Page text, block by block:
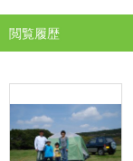
閲覧履歴